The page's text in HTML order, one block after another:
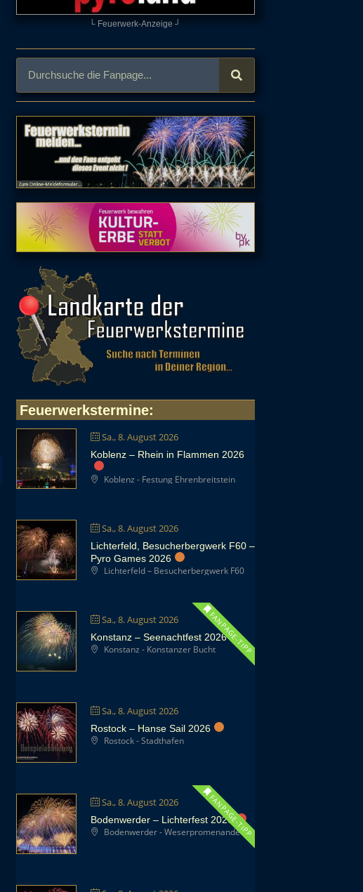
└ Feuerwerk-Anzeige ┘
Feuerwerkstermine:
Sa., 8. August 2026
Koblenz – Rhein in Flammen 2026
Koblenz - Festung Ehrenbreitstein
Sa., 8. August 2026
Lichterfeld, Besucherbergwerk F60 –
Pyro Games 2026
Lichterfeld – Besucherbergwerk F60
Sa., 8. August 2026 FANPAGE-TIPP
Konstanz – Seenachtfest 2026
Konstanz - Konstanzer Bucht
Sa., 8. August 2026
Rostock – Hanse Sail 2026
Rostock - Stadthafen
Sa., 8. August 2026 FANPAGE-TIPP
Bodenwerder – Lichterfest 2026
Bodenwerder - Weserpromenande